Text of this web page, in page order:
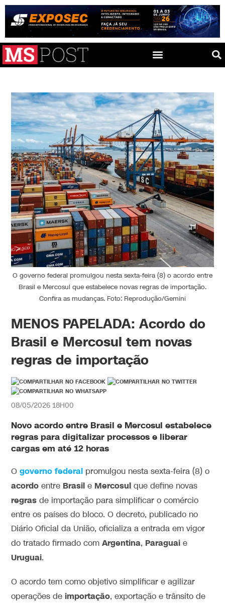
O governo federal promulgou nesta sexta-feira (8) o acordo entre
Brasil e Mercosul que estabelece novas regras de importação.
Confira as mudanças. Foto: Reprodução/Gemini
MENOS PAPELADA: Acordo do
Brasil e Mercosul tem novas
regras de importação
08/05/2026 18H00
Novoacordo entre Brasil e Mercosul estabelece
regras para digitalizar processos e liberar
cargas em até 12 horas
Ogoverno federal promulgou nesta sexta-feira (8) o
acordo entre Brasil e Mercosul que define novas
regras de importação para simplificar o comércio
entre os países do bloco. O decreto, publicado no
Diário Oficial da União, oficializa a entrada em vigor
do tratado firmado comArgentina, Paraguai e
Uruguai.
O acordo tem como objetivo simplificar e agilizar
operações deimportação, exportação e trânsito de